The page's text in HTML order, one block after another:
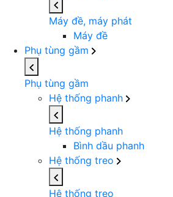
Máy đề, máy phát
Máy đề
Phụ tùng gầm
Phụ tùng gầm
Hệ thống phanh
Hệ thống phanh
Bình dầu phanh
Hệ thống treo
Hệ thống treo